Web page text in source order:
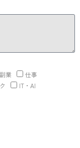
副業
仕事
IT・AI